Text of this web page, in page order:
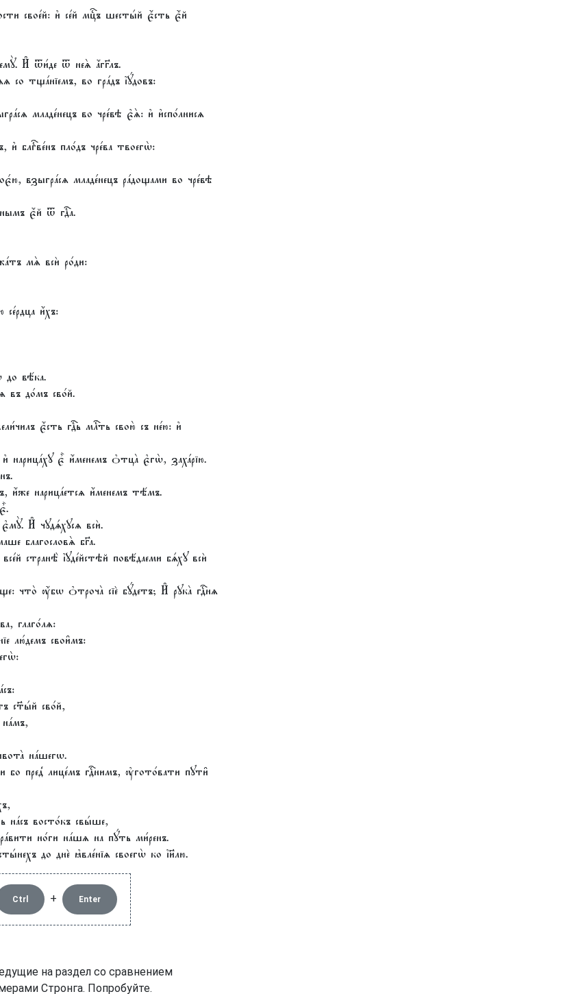
свое́й: и҆ се́й мцⷭ҇ъ шесты́й є҆́сть є҆́й
И҆ ѿи́де ѿ неѧ̀ а҆́гг҃лъ.
тща́нїемъ, во гра́дъ і҆ꙋ́довъ:
младе́нецъ во чре́вѣ є҆ѧ̀: и҆ и҆спо́лнисѧ
и҆ блгⷭ҇ве́нъ пло́дъ чре́ва твоегѡ̀:
взыгра́сѧ младе́нецъ ра́дощами во чре́вѣ
є҆́й ѿ гдⷭ҇а.
мѧ̀ всѝ ро́ди:
и҆́хъ:
вѣ́ка.
въ до́мъ сво́й.
є҆́сть гдⷭ҇ь млⷭ҇ть свою̀ съ не́ю: и҆
є҆̀ и҆́менемъ ѻ҆тца̀ є҆гѡ̀, заха́рїю.
нарица́етсѧ и҆́менемъ тѣ́мъ.
И҆ чꙋдѧ́хꙋсѧ всѝ.
благословѧ̀ бг҃а.
странѣ̀ і҆ꙋде́йстѣй повѣ́даеми бѧ́хꙋ всѝ
что̀ ᲂу҆́бѡ ѻ҆троча̀ сїѐ бꙋ́детъ; И҆ рꙋка̀ гдⷭ҇нѧ
глаго́лѧ:
лю́демъ свои̑мъ:
ст҃ы́й сво́й,
на́шегѡ.
пред̾ лице́мъ гдⷭ҇нимъ, ᲂу҆гото́вати пꙋти̑
на́съ восто́къ свы́ше,
но́ги на́шѧ на пꙋ́ть ми́ренъ.
до днѐ ꙗ҆вле́нїѧ своегѡ̀ ко і҆и҃лю.
Ctrl + Enter
на раздел со сравнением
Стронга. Попробуйте.